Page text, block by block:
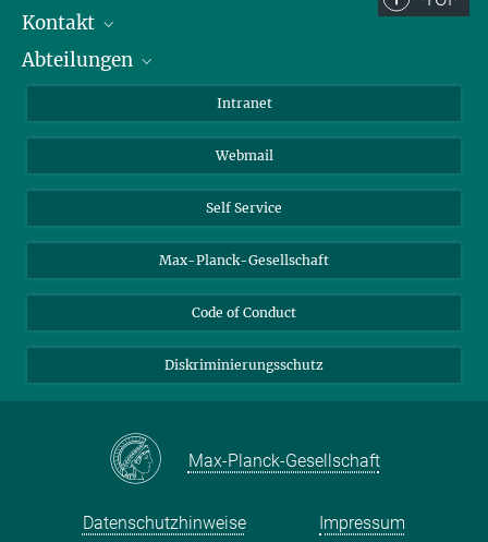
Kontakt
Mitarbeiterverzeichnis
Abteilungen
Biomolekulare Systeme
Kolloidchemie
Nachhaltige und Bio-inspirierte Materialien
Intranet
Webmail
Self Service
Max-Planck-Gesellschaft
Code of Conduct
Diskriminierungsschutz
Max-Planck-Gesellschaft
Datenschutzhinweise Impressum